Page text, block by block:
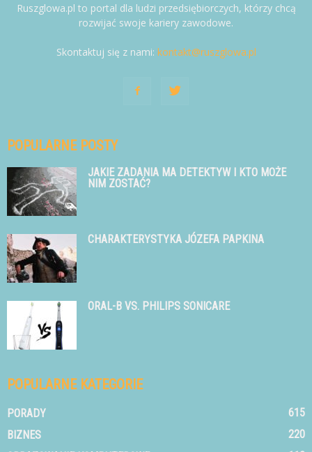
Ruszglowa.pl to portal dla ludzi przedsiębiorczych, którzy chcą
rozwijać swoje kariery zawodowe.
Skontaktuj się z nami: kontakt@ruszglowa.pl
POPULARNE POSTY
JAKIE ZADANIA MA DETEKTYW I KTO MOŻE
NIM ZOSTAĆ?
CHARAKTERYSTYKA JÓZEFA PAPKINA
ORAL-B VS. PHILIPS SONICARE
POPULARNE KATEGORIE
PORADY
615
BIZNES
220